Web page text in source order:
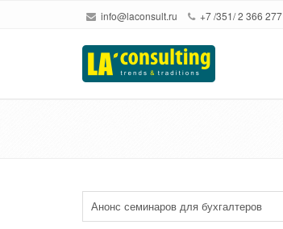
info@laconsult.ru +7 /351/ 2 366 277
Анонс семинаров для бухгалтеров